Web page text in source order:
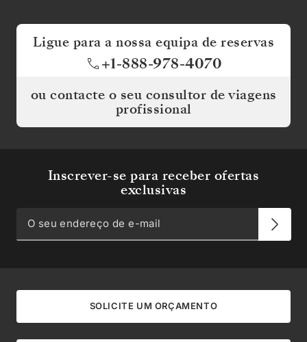
Ligue para a nossa equipa de reservas
+1-888-978-4070
ou contacte o seu consultor de viagens
profissional
Inscrever-se para receber ofertas
exclusivas
SOLICITE UM ORÇAMENTO